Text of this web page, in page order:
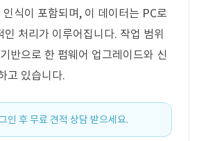
식이 포함되며, 이 데이터는 PC로
인 처리가 이루어집니다. 작업 범위
반으로 한 펌웨어 업그레이드와 신
고 있습니다.
인 후 무료 견적 상담 받으세요.